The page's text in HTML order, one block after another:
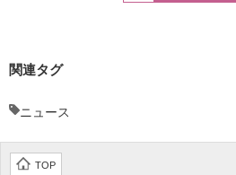
関連タグ
ニュース
TOP